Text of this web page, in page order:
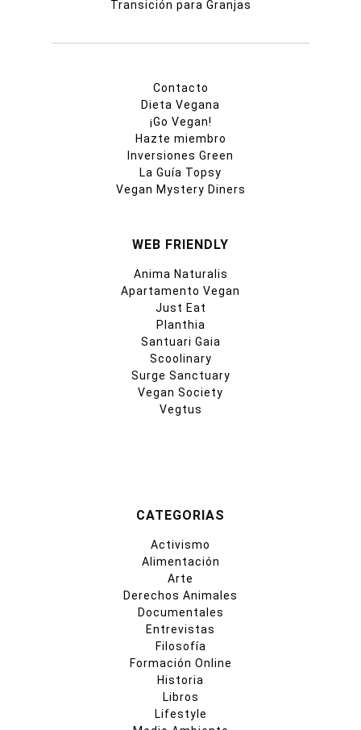
Transición para Granjas
Contacto
Dieta Vegana
¡Go Vegan!
Hazte miembro
Inversiones Green
La Guía Topsy
Vegan Mystery Diners
WEB FRIENDLY
Anima Naturalis
Apartamento Vegan
Just Eat
Planthia
Santuari Gaia
Scoolinary
Surge Sanctuary
Vegan Society
Vegtus
CATEGORIAS
Activismo
Alimentación
Arte
Derechos Animales
Documentales
Entrevistas
Filosofía
Formación Online
Historia
Libros
Lifestyle